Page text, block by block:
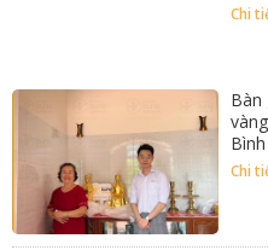
Chi
Bàn
Bình
Chi